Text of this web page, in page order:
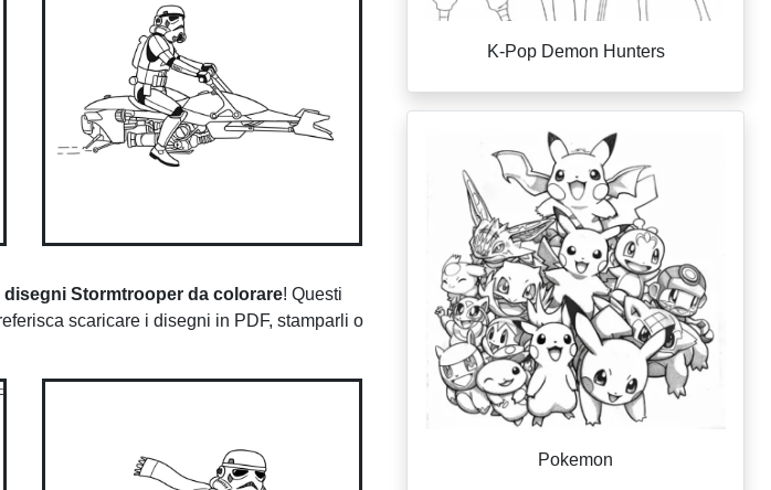
disegni Stormtrooper da colorare! Questi
scaricare i disegni in PDF, stamparli o
K-Pop Demon Hunters
Pokemon